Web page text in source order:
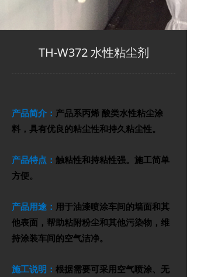
TH-W372 水性粘尘剂
产品简介： 产品系丙烯 酸类水性粘尘涂
料，具有优良的粘尘性和持久粘尘性。
产品特点： 触粘性和持粘性强。 施工简单
方便。
产品用途：
用于油漆喷涂车间的墙面和其
他表面，帮助粘附粉尘和其他污染物，维
持涂装车间的空气洁净。
施工说明： 根据需要可采用空气喷涂、无